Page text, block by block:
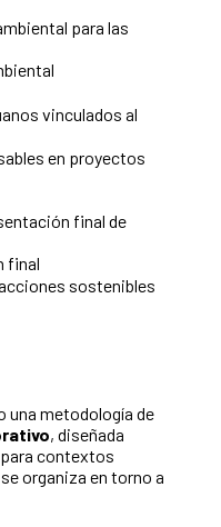
para las
vinculados al
en proyectos
final de
final
sostenibles
una metodología de
, diseñada
contextos
organiza en torno a